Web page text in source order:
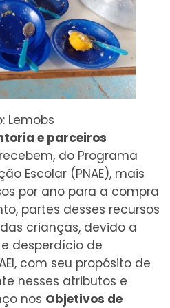
Lemobs
e parceiros
do Programa
Escolar (PNAE), mais
por ano para a compra
partes desses recursos
crianças, devido a
desperdício de
com seu propósito de
nesses atributos e
nos Objetivos de